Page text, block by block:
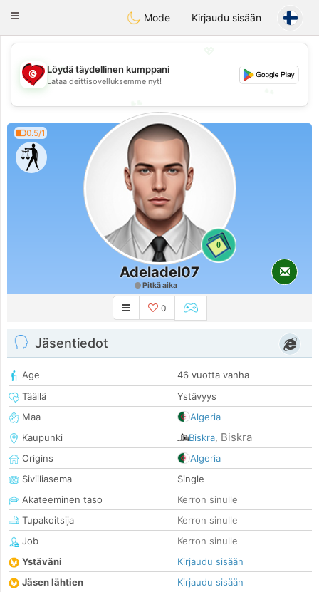
Tunisia Dating
Toggle
Mode Kirjaudu sisään
💖
💕
Löydä täydellinen kumppani
Lataa deittisovelluksemme nyt!
0.5/1
0
Adeladel07
Pitkä aika
0
Jäsentiedot
Age
46 vuotta vanha
Täällä
Ystävyys
Maa
Algeria
Kaupunki
Biskra, Biskra
Origins
Algeria
Siviiliasema
Single
Akateeminen taso
Kerron sinulle
Tupakoitsija
Kerron sinulle
Job
Kerron sinulle
Ystäväni
Kirjaudu sisään
Jäsen lähtien
Kirjaudu sisään